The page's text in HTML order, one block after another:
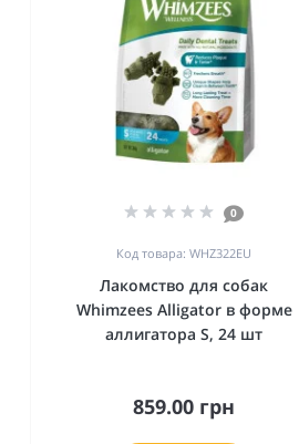
0
Код товара: WHZ322EU
Лакомство для собак
Whimzees Alligator в форме
аллигатора S, 24 шт
859.00 грн